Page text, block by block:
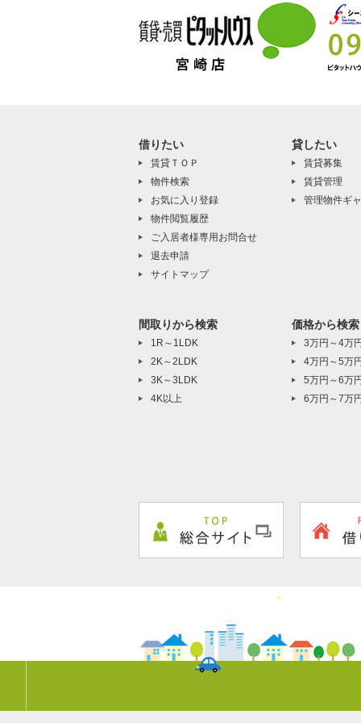
借りたい
賃貸ＴＯＰ
物件検索
お気に入り登録
物件閲覧履歴
ご入居者様専用お問合せ
退去申請
サイトマップ
貸したい
賃貸募集
賃貸管理
管理物件ギ
間取りから検索
1R～1LDK
2K～2LDK
3K～3LDK
4K以上
価格から検索
3万円～4万
4万円～5万
5万円～6万
6万円～7万